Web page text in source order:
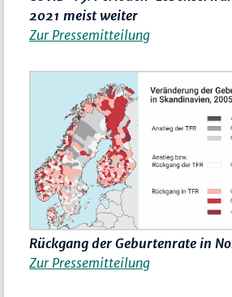
2021 meist weiter
Zur Pressemitteilung
Rückgang der Geburtenrate in
Zur Pressemitteilung